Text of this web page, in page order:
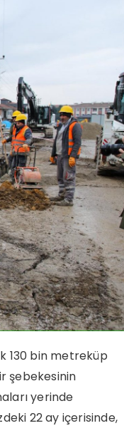
130 bin metreküp
şebekesinin
yerinde
22 ay içerisinde,